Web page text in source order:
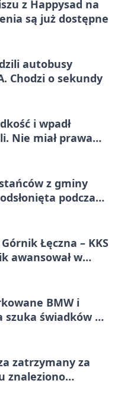
z Happysad na
są już dostępne
autobusy
Chodzi o sekundy
i wpadł
Nie miał prawa
z gminy
podczas
Łęczna – KKS
awansował w
BMW i
szuka świadków w
zatrzymany za
znaleziono